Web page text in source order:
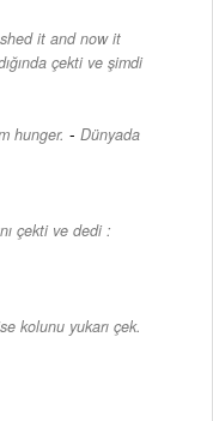
it and now it
çekti ve şimdi
hunger. - Dünyada
çekti ve dedi :
kolunu yukarı çek.